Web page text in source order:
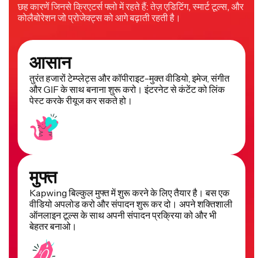
छह कारणें जिनसे क्रिएटर्स फ्लो में रहते हैं: तेज़ एडिटिंग, स्मार्ट टूल्स, और
कोलैबोरेशन जो प्रोजेक्ट्स को आगे बढ़ाती रहती है।
आसान
तुरंत हजारों टेम्प्लेट्स और कॉपीराइट-मुक्त वीडियो, इमेज, संगीत
और GIF के साथ बनाना शुरू करो। इंटरनेट से कंटेंट को लिंक
पेस्ट करके रीयूज कर सकते हो।
मुफ्त
Kapwing बिल्कुल मुफ्त में शुरू करने के लिए तैयार है। बस एक
वीडियो अपलोड करो और संपादन शुरू कर दो। अपने शक्तिशाली
ऑनलाइन टूल्स के साथ अपनी संपादन प्रक्रिया को और भी
बेहतर बनाओ।